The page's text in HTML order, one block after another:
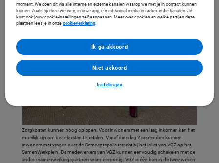
Zorgkosten kunnen hoog oplopen. Voor inwoners met een laag inkomen kan het
moeilijk zijn om deze kosten te betalen. Vanaf dinsdag 2 september kunnen
inwoners met vragen over de Gemeentepolis terecht bij het loket van VGZ op het
SamenWerkplein. De medewerkers van VGZ kunnen eenvoudig schakelen met de
andere samenwerkingspartners wanneer nodig. VGZ is één keer in de twee weken
moment. We doen dit via alle interne en externe kanalen waarop we met je in contact kunnen
komen. Zoals op deze website, in onze app, e-mail, social media en advertentie kanalen. Je
kunt ook jouw cookie-instellingen zelf aanpassen. Meer over cookies en welke partijen deze
plaatsen lees je in onzecookieverklaring
Instellingen
Niet akkoord
Ik ga akkoord